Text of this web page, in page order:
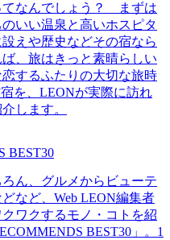
てなんでしょう？ まずは
いい温泉と高いホスピタ
えや歴史などその宿なら
、旅はきっと素晴らしい
するふたりの大切な旅時
を、LEONが実際に訪れ
します。
BEST30
ん、グルメからビューテ
など、Web LEON編集者
ワクするモノ・コトを紹
BEST30」。1